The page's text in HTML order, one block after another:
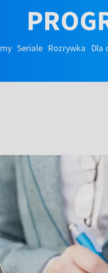
Seriale Rozrywka Dla